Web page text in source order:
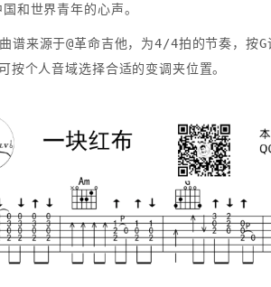
和世界青年的心声。
谱来源于@革命吉他，为4/4拍的节奏，按
按个人音域选择合适的变调夹位置。